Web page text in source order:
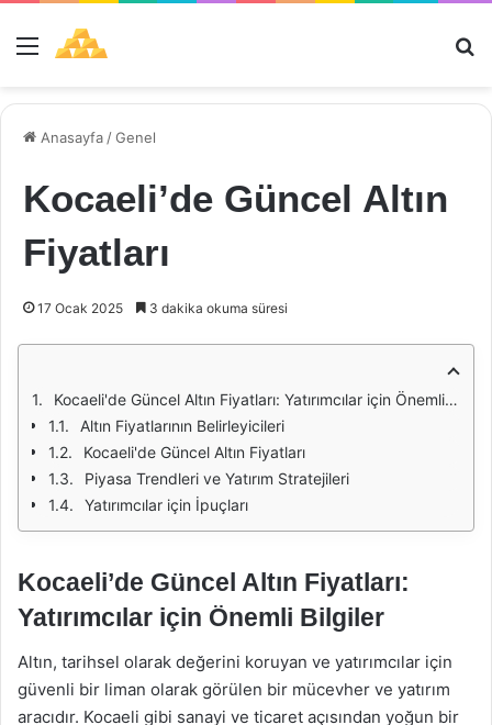
Menü
Anasayfa /Genel
Kocaeli’de Güncel Altın
Fiyatları
17 Ocak 2025 3 dakika okuma süresi
Kocaeli'de Güncel Altın Fiyatları: Yatırımcılar için Önemli Bilgiler
Altın Fiyatlarının Belirleyicileri
Kocaeli'de Güncel Altın Fiyatları
Piyasa Trendleri ve Yatırım Stratejileri
Yatırımcılar için İpuçları
Kocaeli’de Güncel Altın Fiyatları:
Yatırımcılar için Önemli Bilgiler
Altın, tarihsel olarak değerini koruyan ve yatırımcılar için
güvenli bir liman olarak görülen bir mücevher ve yatırım
aracıdır. Kocaeli gibi sanayi ve ticaret açısından yoğun bir